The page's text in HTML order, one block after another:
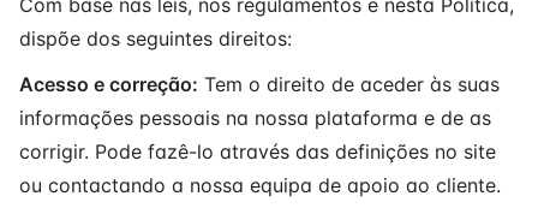
Com base nas leis, nos regulamentos e nesta Política,
dispõe dos seguintes direitos:
Acesso e correção: Tem o direito de aceder às suas
informações pessoais na nossa plataforma e de as
corrigir. Pode fazê-lo através das definições no site
ou contactando a nossa equipa de apoio ao cliente.